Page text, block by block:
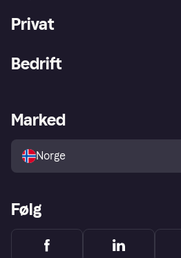
Privat
Utforsk butikker
Bedrift
Merchant portal
Marked
Norge
Følg